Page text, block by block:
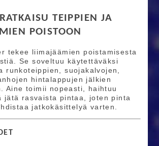
TEIPPIEN JA
POISTOON
tekee liimajäämien poistamisesta
Se soveltuu käytettäväksi
runkoteippien, suojakalvojen,
hintalappujen jälkien
Aine toimii nopeasti, haihtuu
jätä rasvaista pintaa, joten pinta
jatkokäsittelyä varten.